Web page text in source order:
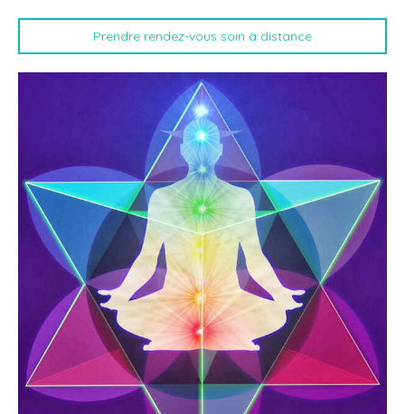
Prendre rendez-vous soin à distance